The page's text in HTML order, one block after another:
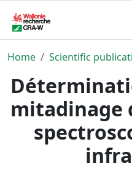
Home Scientific
mitadinage